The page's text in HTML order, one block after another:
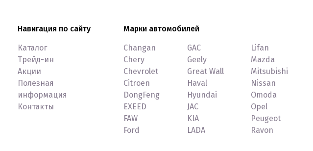
Навигация по сайту
Каталог
Трейд-ин
Акции
Полезная
информация
Контакты
Марки автомобилей
Changan
Chery
Chevrolet
Citroen
DongFeng
EXEED
FAW
Ford
GAC
Geely
Great Wall
Haval
Hyundai
JAC
KIA
LADA
Lifan
Mazda
Mitsubishi
Nissan
Omoda
Opel
Peugeot
Ravon